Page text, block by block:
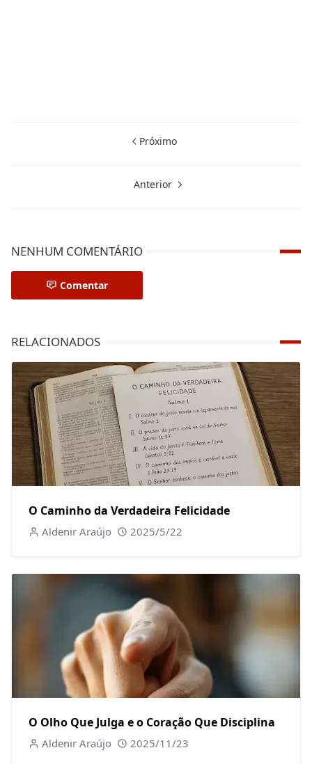
Próximo
Anterior
NENHUM COMENTÁRIO
Comentar
RELACIONADOS
O Caminho da Verdadeira Felicidade
Aldenir Araújo 2025/5/22
O Olho Que Julga e o Coração Que Disciplina
Aldenir Araújo 2025/11/23